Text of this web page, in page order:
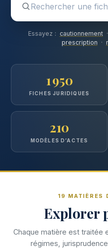
Essayez : cautionnement ·
prescription ·
1 950
FICHES JURIDIQUES
210
MODÈLES D’ACTES
19 MATIÈRES
Explorer
Chaque matière est traitée
régimes,